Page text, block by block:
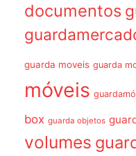
documentos
guarda moveis guarda
móveis
box guarda objetos
volumes